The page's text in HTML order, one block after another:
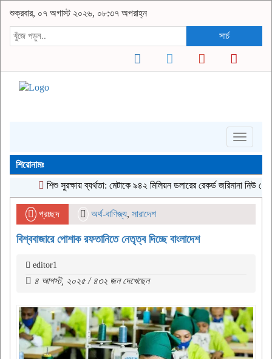
শুক্রবার, ০৭ অগাস্ট ২০২৬, ০৮:৩৭ অপরাহ্ন
সার্চ
Toggle
শিরোনামঃ
শিশু সুরক্ষায় ব্যর্থতা: মেটাকে ৯৪২ মিলিয়ন ডলারের রেকর্ড জরিমানা নিউ মেক্সিকোর
প্রচ্ছদ অর্থ-বাণিজ্য, সারাদেশ
বিশ্ববাজারে পোশাক রফতানিতে নেতৃত্ব দিচ্ছে বাংলাদেশ
editor1
৪ আগস্ট, ২০২৫ / ৪৩২ জন দেখেছেন